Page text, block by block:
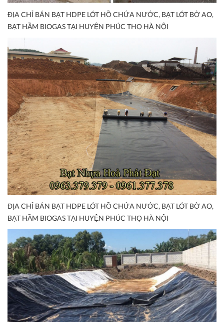
ĐỊA CHỈ BÁN BẠT HDPE LÓT HỒ CHỨA NƯỚC, BẠT LÓT BỜ AO,
BẠT HẦM BIOGAS TẠI HUYỆN PHÚC THỌ HÀ NỘI
ĐỊA CHỈ BÁN BẠT HDPE LÓT HỒ CHỨA NƯỚC, BẠT LÓT BỜ AO,
BẠT HẦM BIOGAS TẠI HUYỆN PHÚC THỌ HÀ NỘI